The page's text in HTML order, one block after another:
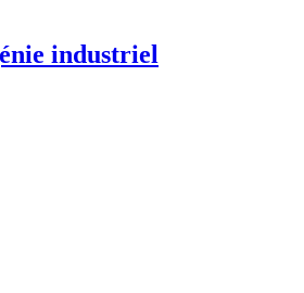
industriel